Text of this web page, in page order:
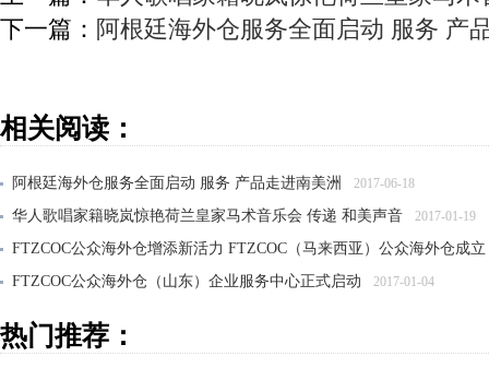
下一篇： 阿根廷海外仓服务全面启动 服务 产
相关阅读：
阿根廷海外仓服务全面启动 服务 产品走进南美洲 2017-06-18
华人歌唱家籍晓岚惊艳荷兰皇家马术音乐会 传递 和美声音 2017-01-19
FTZCOC公众海外仓增添新活力 FTZCOC（马来西亚）公众海外仓成立
FTZCOC公众海外仓（山东）企业服务中心正式启动
2017-01-04
热门推荐：